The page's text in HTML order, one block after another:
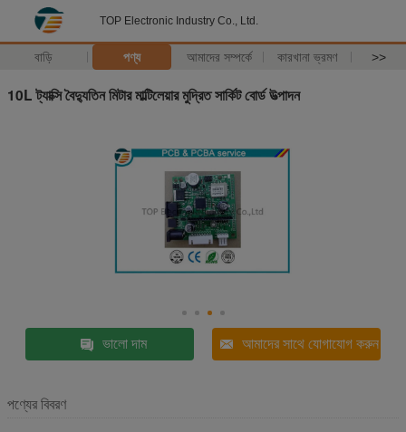
TOP Electronic Industry Co., Ltd.
বাড়ি পণ্য আমাদের সম্পর্কে কারখানা ভ্রমণ >>
10L ট্যাক্সি বৈদ্যুতিন মিটার মাল্টিলেয়ার মুদ্রিত সার্কিট বোর্ড উত্পাদন
ভালো দাম আমাদের সাথে যোগাযোগ করুন
পণ্যের বিবরণ